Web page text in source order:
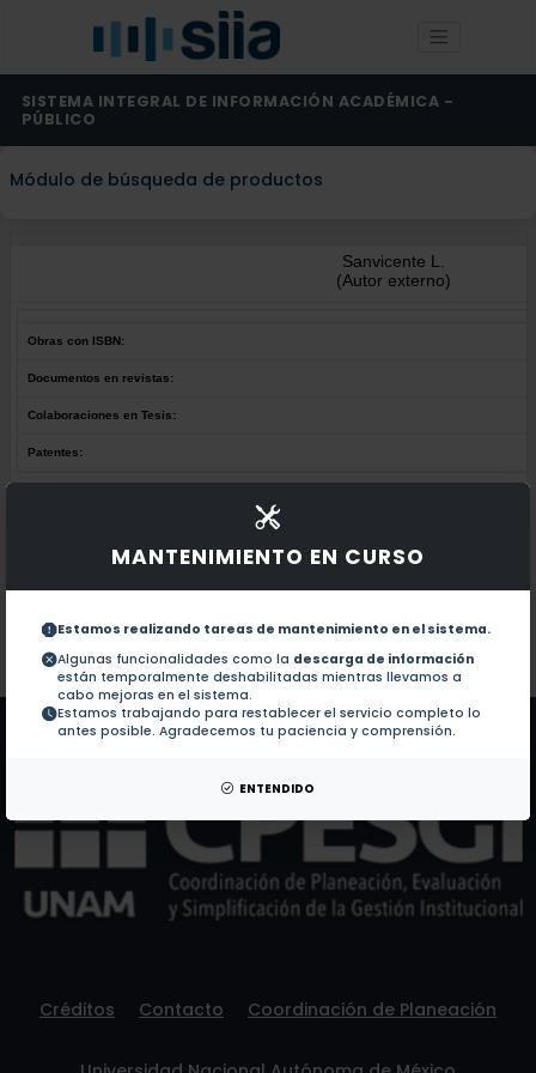
MANTENIMIENTO EN CURSO
Estamos realizando tareas de mantenimiento en el sistema.
Algunas funcionalidades como la descarga de información
están temporalmente deshabilitadas mientras llevamos a
cabo mejoras en el sistema.
Estamos trabajando para restablecer el servicio completo lo
antes posible. Agradecemos tu paciencia y comprensión.
ENTENDIDO
SISTEMA INTEGRAL DE INFORMACIÓN ACADÉMICA -
PÚBLICO
Módulo de búsqueda de productos
Sanvicente L.
(Autor externo)
Obras con ISBN:
Documentos en revistas:
Colaboraciones en Tesis:
Patentes:
No hay obras de este autor.
Documentos en revistas:
Colaboraciones en Tesis:
Patentes: No hay patentes de este autor.
Créditos Contacto Coordinación de Planeación